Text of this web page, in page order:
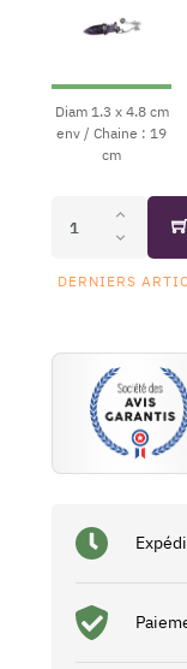
Diam 1.3 x 4.8 cm
env / Chaine : 19
cm
DERNIERS